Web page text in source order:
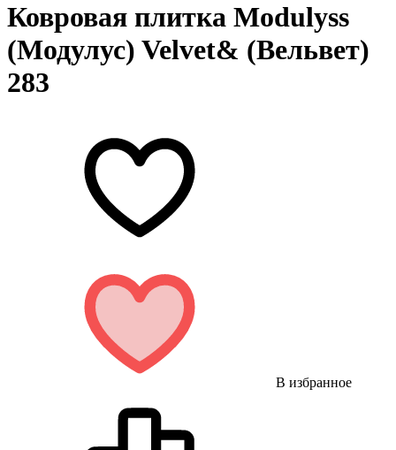
Ковровая плитка Modulyss
(Модулус) Velvet& (Вельвет)
283
В избранное